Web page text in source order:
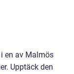
en av Malmös
Upptäck den